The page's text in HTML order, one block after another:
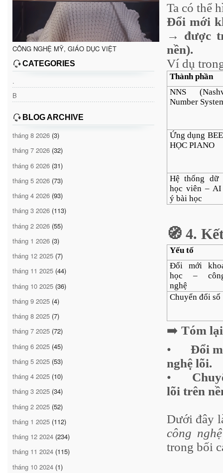
CÔNG NGHỆ MỸ, GIÁO DỤC VIỆT
CATEGORIES
.
B
BLOG ARCHIVE
tháng 8 2026 (3)
tháng 7 2026 (32)
tháng 6 2026 (31)
tháng 5 2026 (73)
tháng 4 2026 (93)
tháng 3 2026 (113)
tháng 2 2026 (55)
tháng 1 2026 (3)
tháng 12 2025 (7)
tháng 11 2025 (44)
tháng 10 2025 (36)
tháng 9 2025 (4)
tháng 8 2025 (7)
tháng 7 2025 (72)
tháng 6 2025 (45)
tháng 5 2025 (53)
tháng 4 2025 (10)
tháng 3 2025 (34)
tháng 2 2025 (52)
tháng 1 2025 (112)
tháng 12 2024 (234)
tháng 11 2024 (115)
tháng 10 2024 (1)
Ta có thể
Đổi mới
→ được
nền).
Ví dụ
Thành phần
NNS
Number
Ứng dụng
HỌC PIANO
Hệ thống dữ
học viên –
ý bài học
🧭 4.
Yếu tố
Đổi mới
học –
nghệ
Chuyển đổi số
➡️ Tóm
•
Đổi
nghệ lõi.
•
lõi trên
Dưới đây
công
trong bối